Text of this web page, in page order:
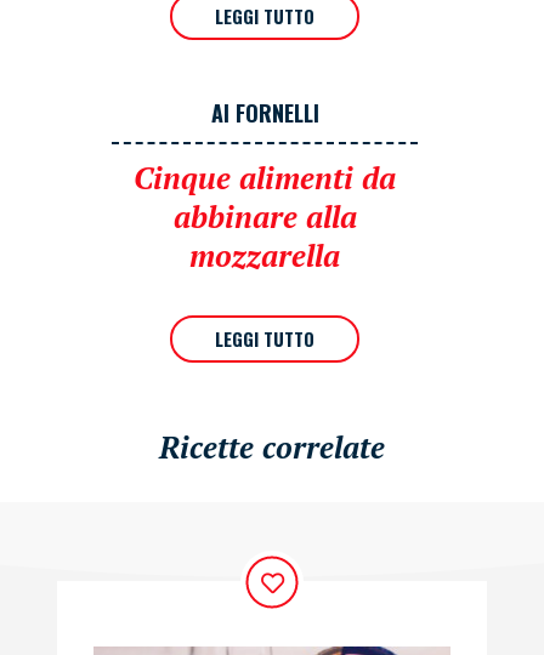
LEGGI TUTTO
AI FORNELLI
Cinque alimenti da
abbinare alla
mozzarella
LEGGI TUTTO
Ricette correlate